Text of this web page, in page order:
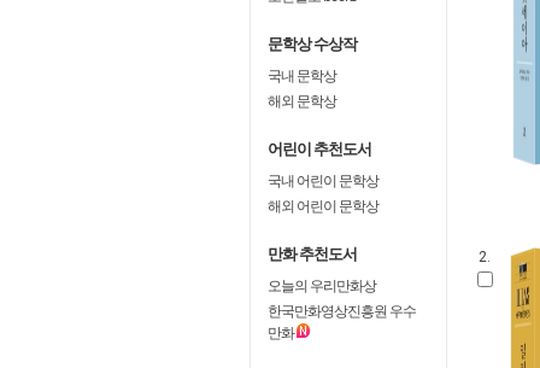
문학상 수상작
국내 문학상
해외 문학상
어린이 추천도서
국내 어린이 문학상
해외 어린이 문학상
만화 추천도서
오늘의 우리만화상
한국만화영상진흥원 우수
만화
2.